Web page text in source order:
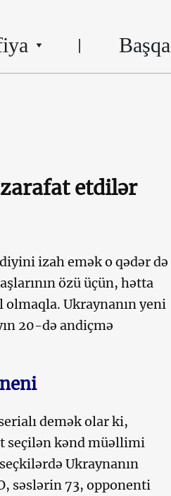
Başqa
etdilər
izah emək o qədər də
özü üçün, hətta
Ukraynanın yeni
20-də andiçmə
demək olar ki,
seçilən kənd müəllimi
Ukraynanın
səslərin 73, opponenti